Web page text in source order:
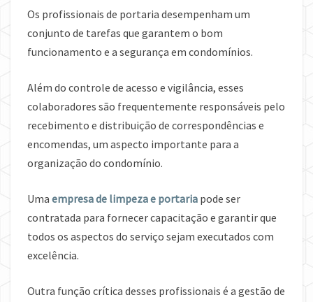
Os profissionais de portaria desempenham um
conjunto de tarefas que garantem o bom
funcionamento e a segurança em condomínios.
Além do controle de acesso e vigilância, esses
colaboradores são frequentemente responsáveis pelo
recebimento e distribuição de correspondências e
encomendas, um aspecto importante para a
organização do condomínio.
Uma empresa de limpeza e portaria pode ser
contratada para fornecer capacitação e garantir que
todos os aspectos do serviço sejam executados com
excelência.
Outra função crítica desses profissionais é a gestão de